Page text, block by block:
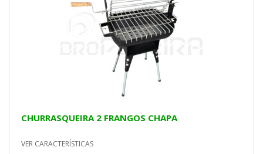
CHURRASQUEIRA 2 FRANGOS CHAPA
VER CARACTERÍSTICAS